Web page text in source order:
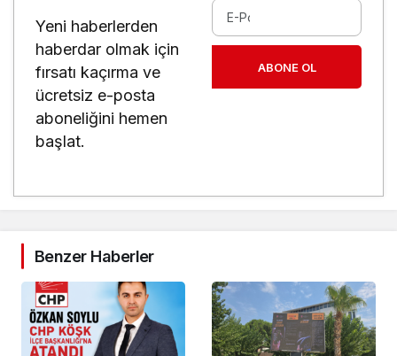
Yeni haberlerden
haberdar olmak için
fırsatı kaçırma ve
ücretsiz e-posta
aboneliğini hemen
başlat.
ABONE OL
Benzer Haberler